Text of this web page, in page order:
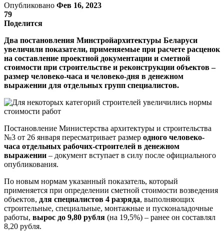
Опубликовано Фев 16, 2023
79
Поделится
Два постановления Минстройархитектуры Беларуси
увеличили показатели, применяемые при расчете расценок
на составление проектной документации и сметной
стоимости при строительстве и реконструкции объектов –
размер человеко-часа и человеко-дня в денежном
выражении для отдельных групп специалистов.
Постановление Министерства архитектуры и строительства
№3 от 26 января пересматривает размер одного человеко-
часа отдельных рабочих-строителей в денежном
выражении – документ вступает в силу после официального
опубликования.
По новым нормам указанный показатель, который
применяется при определении сметной стоимости возведения
объектов, для специалистов 4 разряда, выполняющих
строительные, специальные, монтажные и пусконаладочные
работы, вырос до 9,80 рубля (на 19,5%) – ранее он составлял
8,20 рубля.